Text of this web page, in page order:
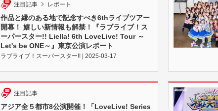
注目記事 レポート
作品と縁のある地で記念すべき6thライブツアー
開幕！ 嬉しい新情報も解禁！『ラブライブ！ス
ーパースター!! Liella! 6th LoveLive! Tour ～
Let's be ONE～』東京公演レポート
ラブライブ！スーパースター!! | 2025-03-17
注目記事
アジア全５都市8公演開催！「LoveLive! Series